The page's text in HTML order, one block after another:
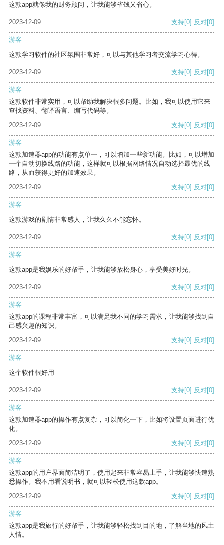
这款app就像我的财务顾问，让我能够省钱又省心。
2023-12-09 支持[0] 反对[0]
游客
这款学习软件的社区氛围非常好，可以与其他学习者交流学习心得。
2023-12-09 支持[0] 反对[0]
游客
这款软件非常实用，可以帮助我解决很多问题。比如，我可以使用它来
查找资料、翻译语言、编写代码等。
2023-12-09
支持[0] 反对[0]
游客
这款加速器app的功能有点单一，可以增加一些新功能。比如，可以增加
一个自动切换线路的功能，这样就可以根据网络情况自动选择最优的线
路，从而获得更好的加速效果。
2023-12-09
支持[0] 反对[0]
游客
这款游戏的剧情非常感人，让我久久不能忘怀。
2023-12-09 支持[0] 反对[0]
游客
这款app是我娱乐的好帮手，让我能够放松身心，享受美好时光。
2023-12-09 支持[0] 反对[0]
游客
这款app的课程非常丰富，可以满足我不同的学习需求，让我能够找到自
己感兴趣的知识。
2023-12-09
支持[0] 反对[0]
游客
这个软件很好用
2023-12-09 支持[0] 反对[0]
游客
这款加速器app的操作有点复杂，可以简化一下，比如将设置页面进行优
化。
2023-12-09
支持[0] 反对[0]
游客
这款app的用户界面简洁明了，使用起来非常容易上手，让我能够快速熟
悉操作。我不用看说明书，就可以轻松使用这款app。
2023-12-09
支持[0] 反对[0]
游客
这款app是我旅行的好帮手，让我能够轻松找到目的地，了解当地的风土
人情。